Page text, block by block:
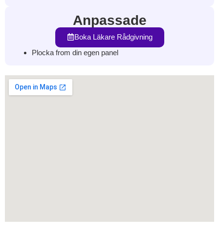
Anpassade
Boka Läkare Rådgivning
Plocka from din egen panel